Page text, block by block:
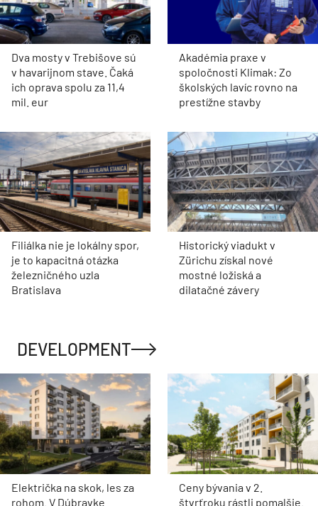
Dva mosty v Trebišove sú
v havarijnom stave. Čaká
ich oprava spolu za 11,4
mil. eur
Akadémia praxe v
spoločnosti Klimak: Zo
školských lavíc rovno na
prestížne stavby
Filiálka nie je lokálny spor,
je to kapacitná otázka
železničného uzla
Bratislava
Historický viadukt v
Zürichu získal nové
mostné ložiská a
dilatačné závery
DEVELOPMENT
Električka na skok, les za
rohom. V Dúbravke
Ceny bývania v 2.
štvrťroku rástli pomalšie.